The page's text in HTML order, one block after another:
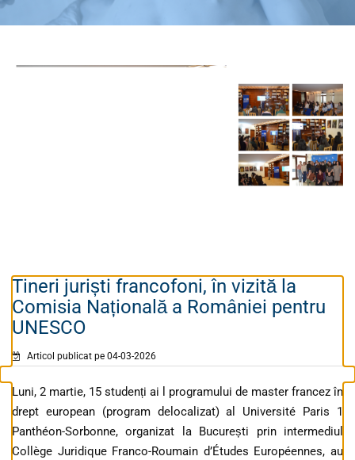
Tineri juriști francofoni, în vizită la
Comisia Națională a României pentru
UNESCO
Articol publicat pe 04-03-2026
Luni, 2 martie, 15 studenți ai l programului de master francez în
drept european (program delocalizat) al Université Paris 1
Panthéon-Sorbonne, organizat la București prin intermediul
Collège Juridique Franco-Roumain d’Études Européennes, au